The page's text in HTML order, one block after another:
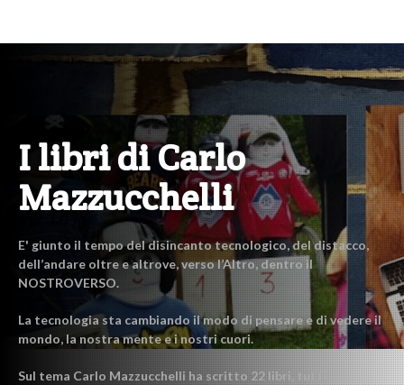
I libri di Carlo
Mazzucchelli
E' giunto il tempo del disincanto tecnologico, del distacco,
dell’andare oltre e altrove, verso l’Altro, dentro il
NOSTROVERSO.
La tecnologia sta cambiando il modo di pensare e di vedere il
mondo, la nostra mente e i nostri cuori.
Sul tema Carlo Mazzucchelli ha scritto 22 libri, tutti